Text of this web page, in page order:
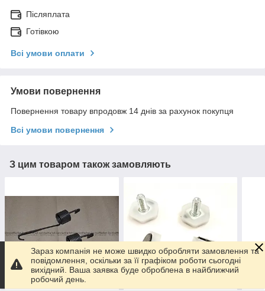
Післяплата
Готівкою
Всі умови оплати
Умови повернення
Повернення товару впродовж 14 днів за рахунок покупця
Всі умови повернення
З цим товаром також замовляють
Зараз компанія не може швидко обробляти замовлення та
повідомлення, оскільки за її графіком роботи сьогодні
вихідний. Ваша заявка буде оброблена в найближчий
робочий день.